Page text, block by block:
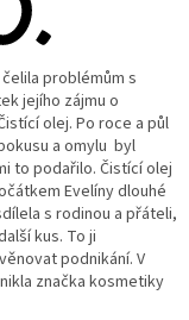
problémům s
jejího zájmu o
olej. Po roce a půl
a omylu byl
to podařilo. Čistící olej
Evelíny dlouhé
s rodinou a přáteli,
kus. To ji
podnikání. V
značka kosmetiky